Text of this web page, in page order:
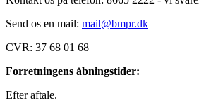
Send os en mail: mail@bmpr.dk
CVR: 37 68 01 68
Forretningens åbningstider:
Efter aftale.